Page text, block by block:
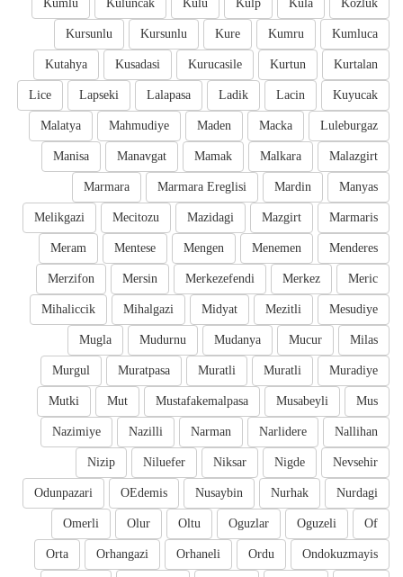
Kozluk
Kula
Kulp
Kulu
Kuluncak
Kumlu
Kumluca
Kumru
Kure
Kursunlu
Kursunlu
Kurtalan
Kurtun
Kurucasile
Kusadasi
Kutahya
Kuyucak
Lacin
Ladik
Lalapasa
Lapseki
Lice
Luleburgaz
Macka
Maden
Mahmudiye
Malatya
Malazgirt
Malkara
Mamak
Manavgat
Manisa
Manyas
Mardin
Marmara Ereglisi
Marmara
Marmaris
Mazgirt
Mazidagi
Mecitozu
Melikgazi
Menderes
Menemen
Mengen
Mentese
Meram
Meric
Merkez
Merkezefendi
Mersin
Merzifon
Mesudiye
Mezitli
Midyat
Mihalgazi
Mihaliccik
Milas
Mucur
Mudanya
Mudurnu
Mugla
Muradiye
Muratli
Muratli
Muratpasa
Murgul
Mus
Musabeyli
Mustafakemalpasa
Mut
Mutki
Nallihan
Narlidere
Narman
Nazilli
Nazimiye
Nevsehir
Nigde
Niksar
Niluefer
Nizip
Nurdagi
Nurhak
Nusaybin
OEdemis
Odunpazari
Of
Oguzeli
Oguzlar
Oltu
Olur
Omerli
Ondokuzmayis
Ordu
Orhaneli
Orhangazi
Orta